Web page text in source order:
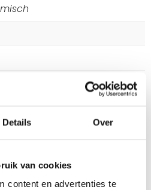
Details Over
van cookies
content en advertenties te